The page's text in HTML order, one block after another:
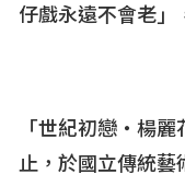
仔戲永遠不會老」
「世紀初戀 ‧ 楊麗
止，於國立傳統藝